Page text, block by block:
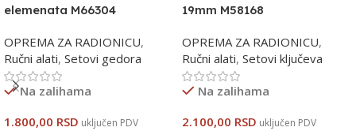
elemenata M66304
OPREMA ZA RADIONICU,
Ručni alati, Setovi gedora
Na zalihama
1.800,00 RSD uključen PDV
19mm M58168
OPREMA ZA RADIONICU,
Ručni alati, Setovi ključeva
Na zalihama
2.100,00 RSD uključen PDV